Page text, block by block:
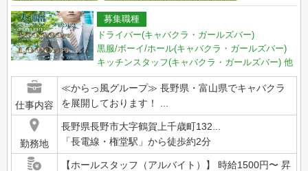
募集職種
ドライバー(キャバクラ・ガールズバー)
黒服/ボーイ/ホール(キャバクラ・ガールズバー)
キッチンスタッフ(キャバクラ・ガールズバー) 他
仕事内容
≪からっ風グループ≫ 長野県・富山県でキャバクラ
を展開しております！ ...
勤務地
長野県長野市大字鶴賀上千歳町132...
「長電線・権堂駅」から徒歩約2分
【ホールスタッフ（アルバイト）】 時給1500円〜 昇